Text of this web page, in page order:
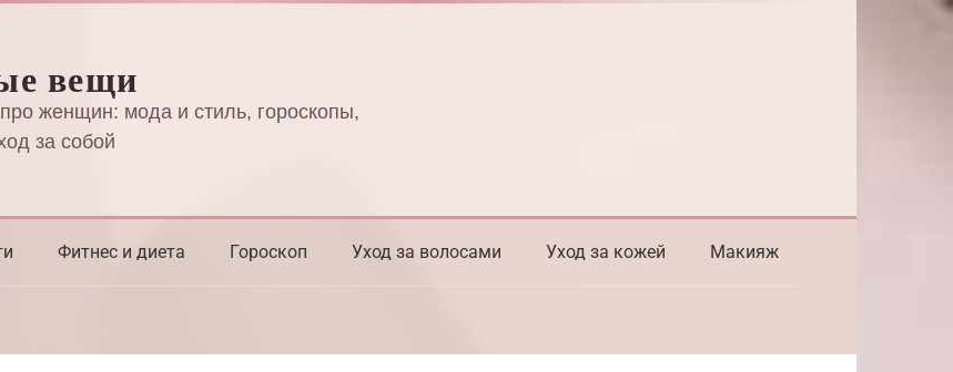
вещи
женщин: мода и стиль, гороскопы,
за собой
Фитнес и диета Гороскоп Уход за волосами Уход за кожей Макияж